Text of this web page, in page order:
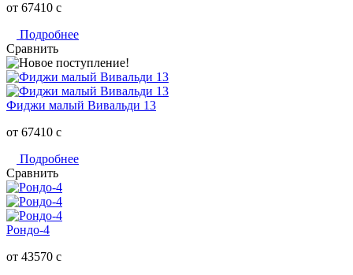
от 67410 c
Подробнее
Сравнить
Фиджи малый Вивальди 13
от 67410 c
Подробнее
Сравнить
Рондо-4
от 43570 c